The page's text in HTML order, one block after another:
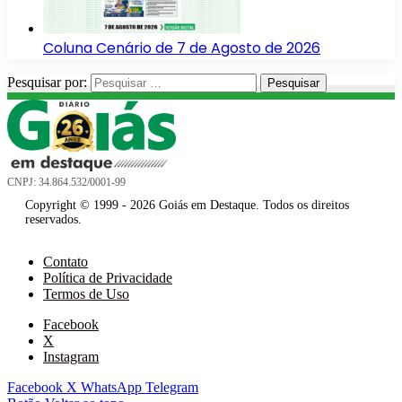
Coluna Cenário de 7 de Agosto de 2026
Pesquisar por:
CNPJ: 34.864.532/0001-99
Copyright © 1999 - 2026 Goiás em Destaque. Todos os direitos
reservados.
Contato
Política de Privacidade
Termos de Uso
Facebook
X
Instagram
Facebook X WhatsApp Telegram